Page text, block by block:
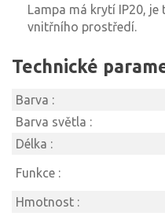
Lampa má krytí IP20,
vnitřního prostředí.
Technické
Barva :
Barva světla :
Délka :
Funkce :
Hmotnost :